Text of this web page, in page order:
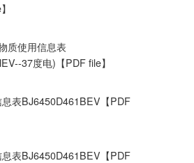
质使用信息表
37度电)【PDF file】
表BJ6450D461BEV【PDF
表BJ6450D461BEV【PDF